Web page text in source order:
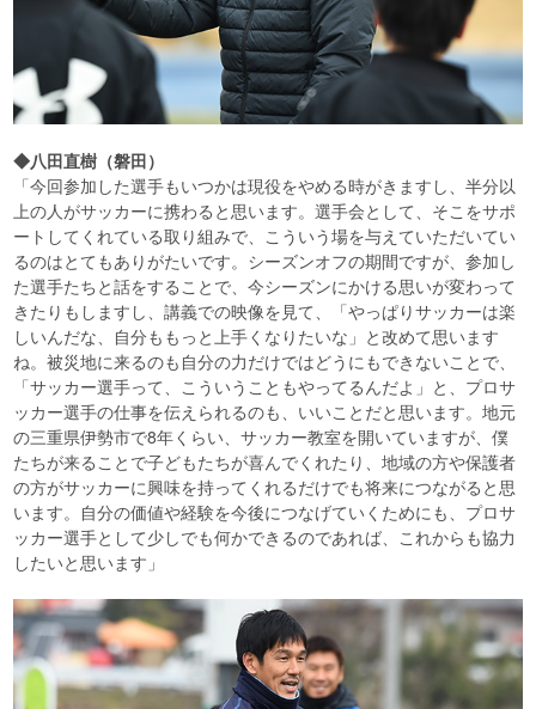
◆八田直樹（磐田）
「今回参加した選手もいつかは現役をやめる時がきますし、半分以
上の人がサッカーに携わると思います。選手会として、そこをサポ
ートしてくれている取り組みで、こういう場を与えていただいてい
るのはとてもありがたいです。シーズンオフの期間ですが、参加し
た選手たちと話をすることで、今シーズンにかける思いが変わって
きたりもしますし、講義での映像を見て、「やっぱりサッカーは楽
しいんだな、自分ももっと上手くなりたいな」と改めて思います
ね。被災地に来るのも自分の力だけではどうにもできないことで、
「サッカー選手って、こういうこともやってるんだよ」と、プロサ
ッカー選手の仕事を伝えられるのも、いいことだと思います。地元
の三重県伊勢市で8年くらい、サッカー教室を開いていますが、僕
たちが来ることで子どもたちが喜んでくれたり、地域の方や保護者
の方がサッカーに興味を持ってくれるだけでも将来につながると思
います。自分の価値や経験を今後につなげていくためにも、プロサ
ッカー選手として少しでも何かできるのであれば、これからも協力
したいと思います」